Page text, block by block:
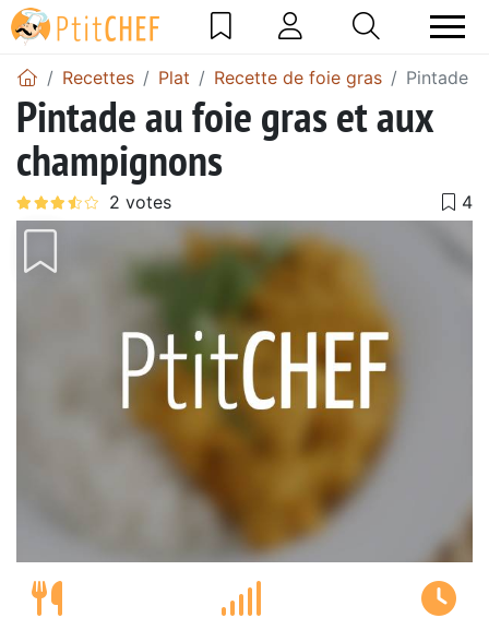
Recettes Plat Recette de foie gras Pintade
Pintade au foie gras et aux
champignons